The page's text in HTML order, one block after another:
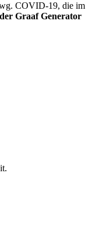
COVID-19, die im
Graaf Generator